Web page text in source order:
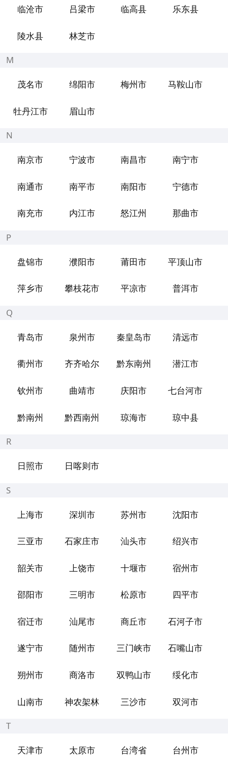
临沧市 吕梁市 临高县 乐东县
陵水县 林芝市
M
茂名市 绵阳市 梅州市 马鞍山市
牡丹江市 眉山市
N
南京市 宁波市 南昌市 南宁市
南通市 南平市 南阳市 宁德市
南充市 内江市 怒江州 那曲市
P
盘锦市 濮阳市 莆田市 平顶山市
萍乡市 攀枝花市 平凉市 普洱市
Q
青岛市 泉州市 秦皇岛市 清远市
衢州市 齐齐哈尔 黔东南州 潜江市
钦州市 曲靖市 庆阳市 七台河市
黔南州 黔西南州 琼海市 琼中县
R
日照市 日喀则市
S
上海市 深圳市 苏州市 沈阳市
三亚市 石家庄市 汕头市 绍兴市
韶关市 上饶市 十堰市 宿州市
邵阳市 三明市 松原市 四平市
宿迁市 汕尾市 商丘市 石河子市
遂宁市 随州市 三门峡市 石嘴山市
朔州市 商洛市 双鸭山市 绥化市
山南市 神农架林 三沙市 双河市
T
天津市 太原市 台湾省 台州市